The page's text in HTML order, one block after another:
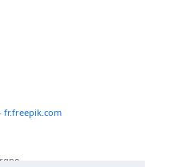
fr.freepik.com